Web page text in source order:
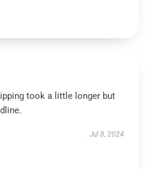
took a little longer but
Jul 8, 2024